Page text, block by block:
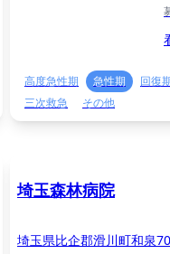
高度急性期 急性期 回復
三次救急
その他
埼玉森林病院
埼玉県比企郡滑川町和泉